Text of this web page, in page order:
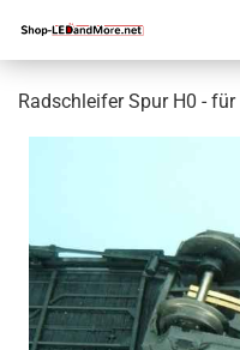
Radschleifer Spur H0 -